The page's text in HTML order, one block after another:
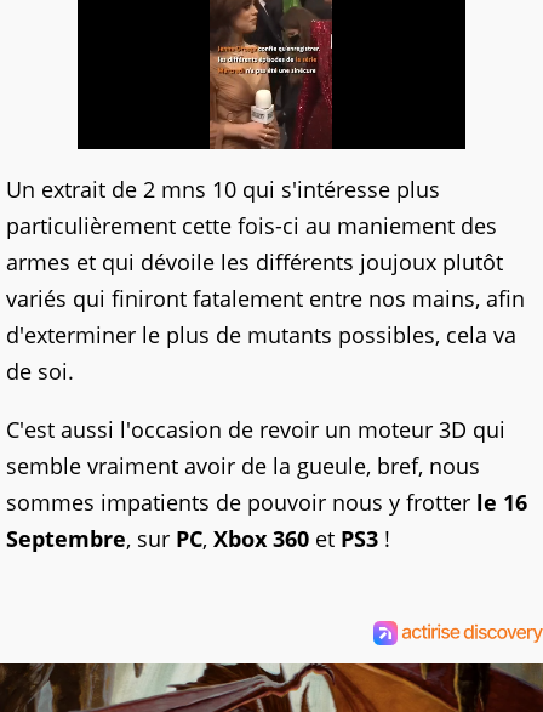
Un extrait de 2 mns 10 qui s'intéresse plus
particulièrement cette fois-ci au maniement des
armes et qui dévoile les différents joujoux plutôt
variés qui finiront fatalement entre nos mains, afin
d'exterminer le plus de mutants possibles, cela va
de soi.
C'est aussi l'occasion de revoir un moteur 3D qui
semble vraiment avoir de la gueule, bref, nous
sommes impatients de pouvoir nous y frotter le 16
Septembre, sur PC, Xbox 360 et PS3 !